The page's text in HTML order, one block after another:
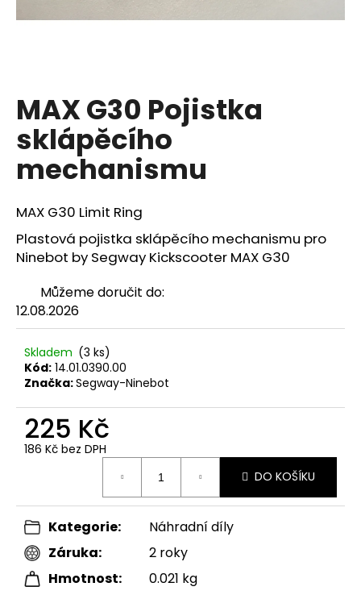
MAX G30 Pojistka
sklápěcího
mechanismu
MAX G30 Limit Ring
Plastová pojistka sklápěcího mechanismu pro
Ninebot by Segway Kickscooter MAX G30
Můžeme doručit do:
12.08.2026
Skladem (3 ks)
Kód: 14.01.0390.00
Značka:Segway-Ninebot
225 Kč
186 Kč bez DPH
DO KOŠÍKU
Kategorie:
Náhradní díly
Záruka:
2 roky
Hmotnost: 0.021 kg
a
?
D
o
r
u
č
u
m
e
ZÁMEK
690
Kč